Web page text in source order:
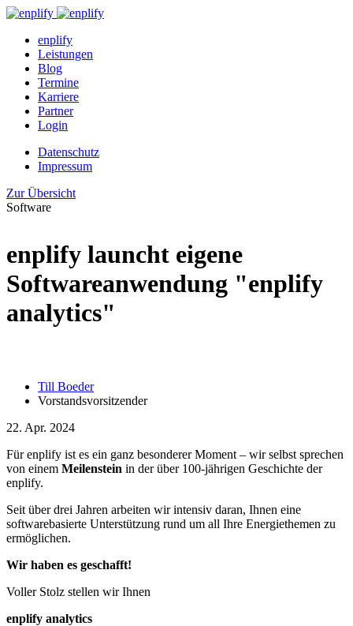
enplify
Leistungen
Blog
Termine
Karriere
Partner
Login
Datenschutz
Impressum
Zur Übersicht
Software
enplify launcht eigene
Softwareanwendung "enplify
analytics"
Till Boeder
Vorstandsvorsitzender
22. Apr. 2024
Für enplify ist es ein ganz besonderer Moment – wir selbst sprechen
von einem Meilenstein in der über 100-jährigen Geschichte der
enplify.
Seit über drei Jahren arbeiten wir intensiv daran, Ihnen eine
softwarebasierte Unterstützung rund um all Ihre Energiethemen zu
ermöglichen.
Wir haben es geschafft!
Voller Stolz stellen wir Ihnen
enplify analytics